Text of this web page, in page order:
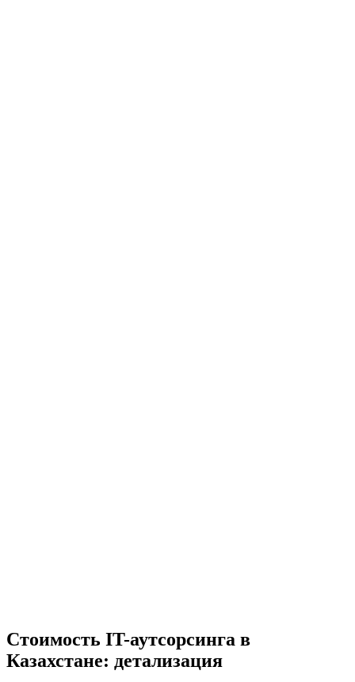
Стоимость IT-аутсорсинга в
Казахстане: детализация